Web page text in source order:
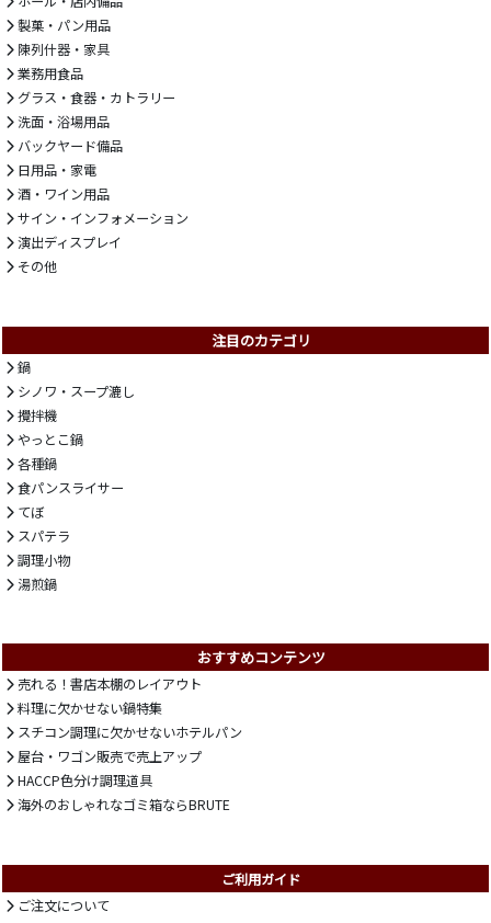
製菓・パン用品
陳列什器・家具
業務用食品
グラス・食器・カトラリー
洗面・浴場用品
バックヤード備品
日用品・家電
酒・ワイン用品
サイン・インフォメーション
演出ディスプレイ
その他
注目のカテゴリ
鍋
シノワ・スープ漉し
攪拌機
やっとこ鍋
各種鍋
食パンスライサー
てぼ
スパテラ
調理小物
湯煎鍋
おすすめコンテンツ
売れる！書店本棚のレイアウト
料理に欠かせない鍋特集
スチコン調理に欠かせないホテルパン
屋台・ワゴン販売で売上アップ
HACCP色分け調理道具
海外のおしゃれなゴミ箱ならBRUTE
ご利用ガイド
ご注文について